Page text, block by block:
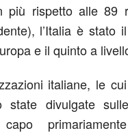
più rispetto alle 89
l’Italia è stato
e il quinto a
italiane, le
state divulgate